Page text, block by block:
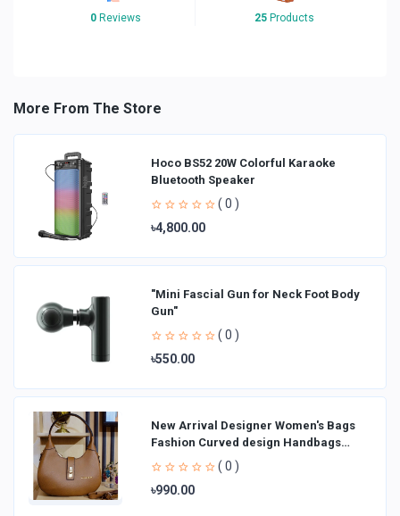
0 Reviews 25 Products
More From The Store
Hoco BS52 20W Colorful Karaoke
Bluetooth Speaker
( 0 )
৳4,800.00
"Mini Fascial Gun for Neck Foot Body
Gun"
( 0 )
৳550.00
New Arrival Designer Women′s Bags
Fashion Curved design Handbags
Shoulder Bag La
( 0 )
৳990.00